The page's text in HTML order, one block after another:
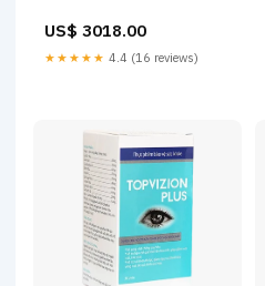
US$ 3018.00
★★★★★ 4.4 (16 reviews)